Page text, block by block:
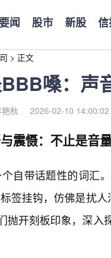
要闻 股市 新股
> 正文
嗓：声
秋 2026-02-10 14:00:02
震慑：不止是音
个自带话题性的词汇
标签挂钩，仿佛是扰
抛开刻板印象，深入